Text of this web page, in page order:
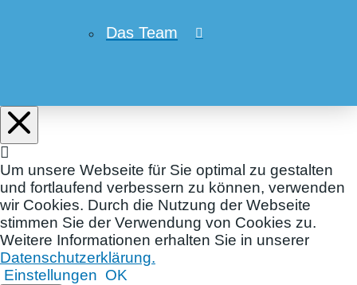
Das Team
Um unsere Webseite für Sie optimal zu gestalten
und fortlaufend verbessern zu können, verwenden
wir Cookies. Durch die Nutzung der Webseite
stimmen Sie der Verwendung von Cookies zu.
Weitere Informationen erhalten Sie in unserer
Datenschutzerklärung.
Einstellungen OK